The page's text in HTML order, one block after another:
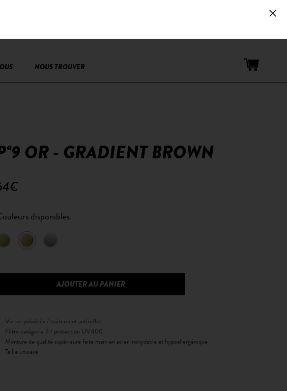
NOUS TROUVER
OR - GRADIENT BROWN
disponibles
Verres polarisés / traitement antireflet
Filtre catégorie 3 / protection UV400
Monture de qualité supérieure faite main en acier inoxydable et hypoallergénique
Taille unisexe